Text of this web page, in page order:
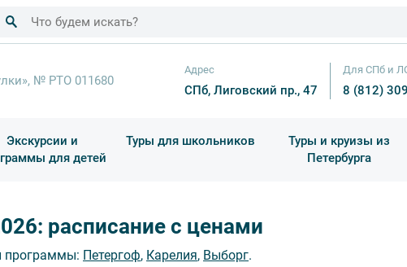
№ РТО 011680
Адрес
СПб, Лиговский пр., 47
Для СПб и
8 (812)
Экскурсии и
для детей
Туры для школьников
Туры и круизы из
Петербурга
расписание с ценами
программы: Петергоф, Карелия, Выборг.